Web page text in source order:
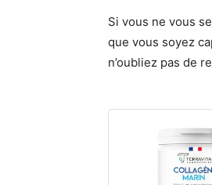
Si vous ne vous
que vous soyez
n’oubliez pas de